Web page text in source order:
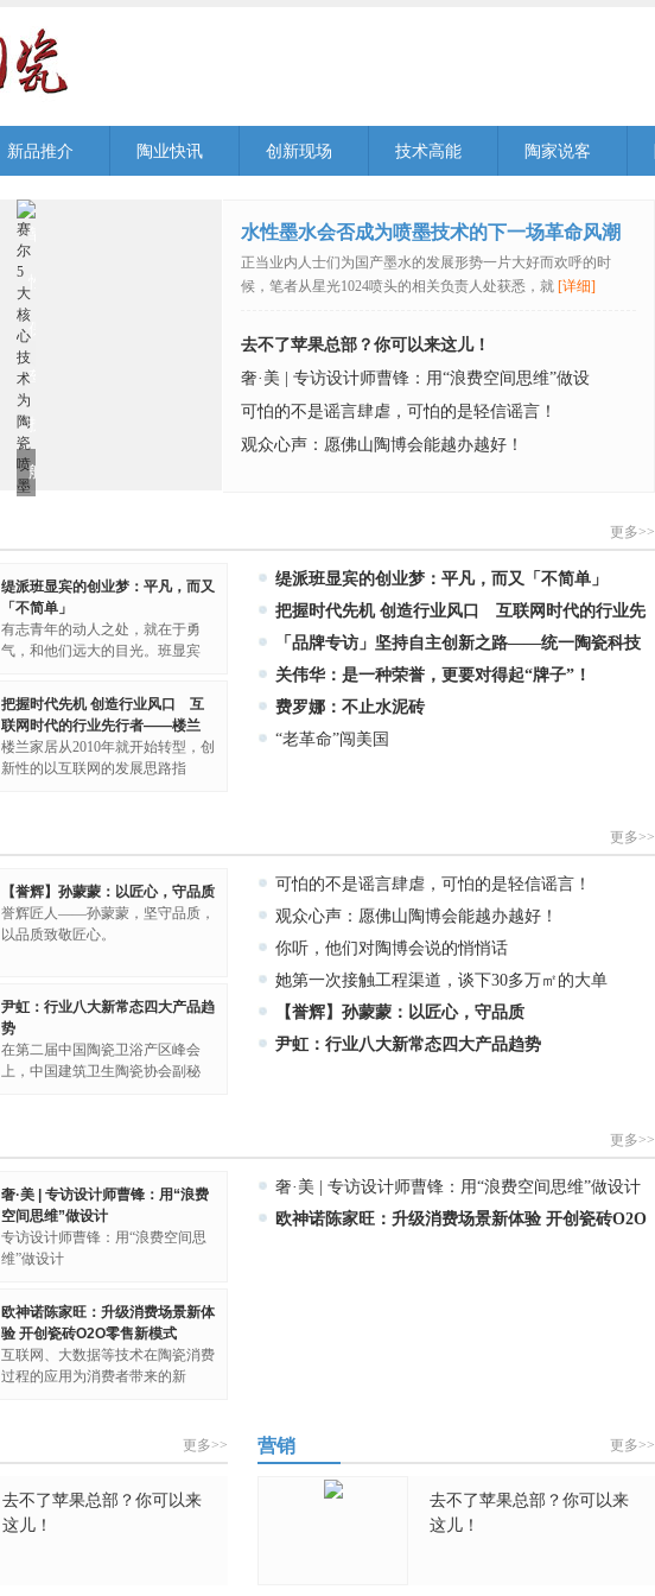
新品推介 陶业快讯 创新现场 技术高能 陶家说客
墨
生
产
靠
驾
护
航
水性墨水会否成为喷墨技术的下一场革命风潮
引爆点？
正当业内人士们为国产墨水的发展形势一片大好而欢呼的时
候，笔者从星光1024喷头的相关负责人处获悉，就 [详细]
去不了苹果总部？你可以来这儿！
奢·美 | 专访设计师曹锋：用“浪费空间思维”做设
可怕的不是谣言肆虐，可怕的是轻信谣言！
观众心声：愿佛山陶博会能越办越好！
更多>>
缇派班显宾的创业梦：平凡，而又
「不简单」
有志青年的动人之处，就在于勇
气，和他们远大的目光。班显宾
把握时代先机 创造行业风口 互
联网时代的行业先行者——楼兰
楼兰家居从2010年就开始转型，创
新性的以互联网的发展思路指
缇派班显宾的创业梦：平凡，而又「不简单」
把握时代先机 创造行业风口 互联网时代的行业先
行者
「品牌专访」坚持自主创新之路——统一陶瓷科技
关伟华：是一种荣誉，更要对得起“牌子”！
费罗娜：不止水泥砖
“老革命”闯美国
更多>>
【誉辉】孙蒙蒙：以匠心，守品质
誉辉匠人——孙蒙蒙，坚守品质，
以品质致敬匠心。
尹虹：行业八大新常态四大产品趋
势
在第二届中国陶瓷卫浴产区峰会
上，中国建筑卫生陶瓷协会副秘
可怕的不是谣言肆虐，可怕的是轻信谣言！
观众心声：愿佛山陶博会能越办越好！
你听，他们对陶博会说的悄悄话
她第一次接触工程渠道，谈下30多万㎡的大单
【誉辉】孙蒙蒙：以匠心，守品质
尹虹：行业八大新常态四大产品趋势
更多>>
奢·美 | 专访设计师曹锋：用“浪费
空间思维”做设计
专访设计师曹锋：用“浪费空间思
维”做设计
欧神诺陈家旺：升级消费场景新体
验 开创瓷砖O2O零售新模式
互联网、大数据等技术在陶瓷消费
过程的应用为消费者带来的新
奢·美 | 专访设计师曹锋：用“浪费空间思维”做设计
欧神诺陈家旺：升级消费场景新体验 开创瓷砖O2O
更多>>
去不了苹果总部？你可以来
这儿！
营销 更多>>
去不了苹果总部？你可以来
这儿！